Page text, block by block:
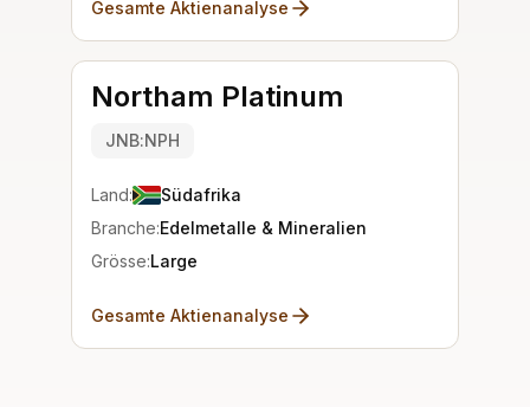
Gesamte Aktienanalyse
Northam Platinum
JNB:NPH
Land:
Südafrika
Branche:Edelmetalle & Mineralien
Grösse:Large
Gesamte Aktienanalyse